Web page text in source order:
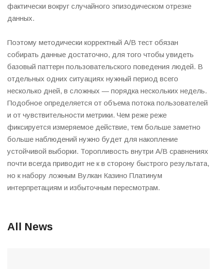
фактически вокруг случайного эпизодическом отрезке
данных.
Поэтому методически корректный A/B тест обязан
собирать данные достаточно, для того чтобы увидеть
базовый паттерн пользовательского поведения людей. В
отдельных одних ситуациях нужный период всего
несколько дней, в сложных — порядка нескольких недель.
Подобное определяется от объема потока пользователей
и от чувствительности метрики. Чем реже реже
фиксируется измеряемое действие, тем больше заметно
больше наблюдений нужно будет для накопление
устойчивой выборки. Торопливость внутри A/B сравнениях
почти всегда приводит не к в сторону быстрого результата,
но к набору ложным Вулкан Казино Платинум
интерпретациям и избыточным пересмотрам.
All News